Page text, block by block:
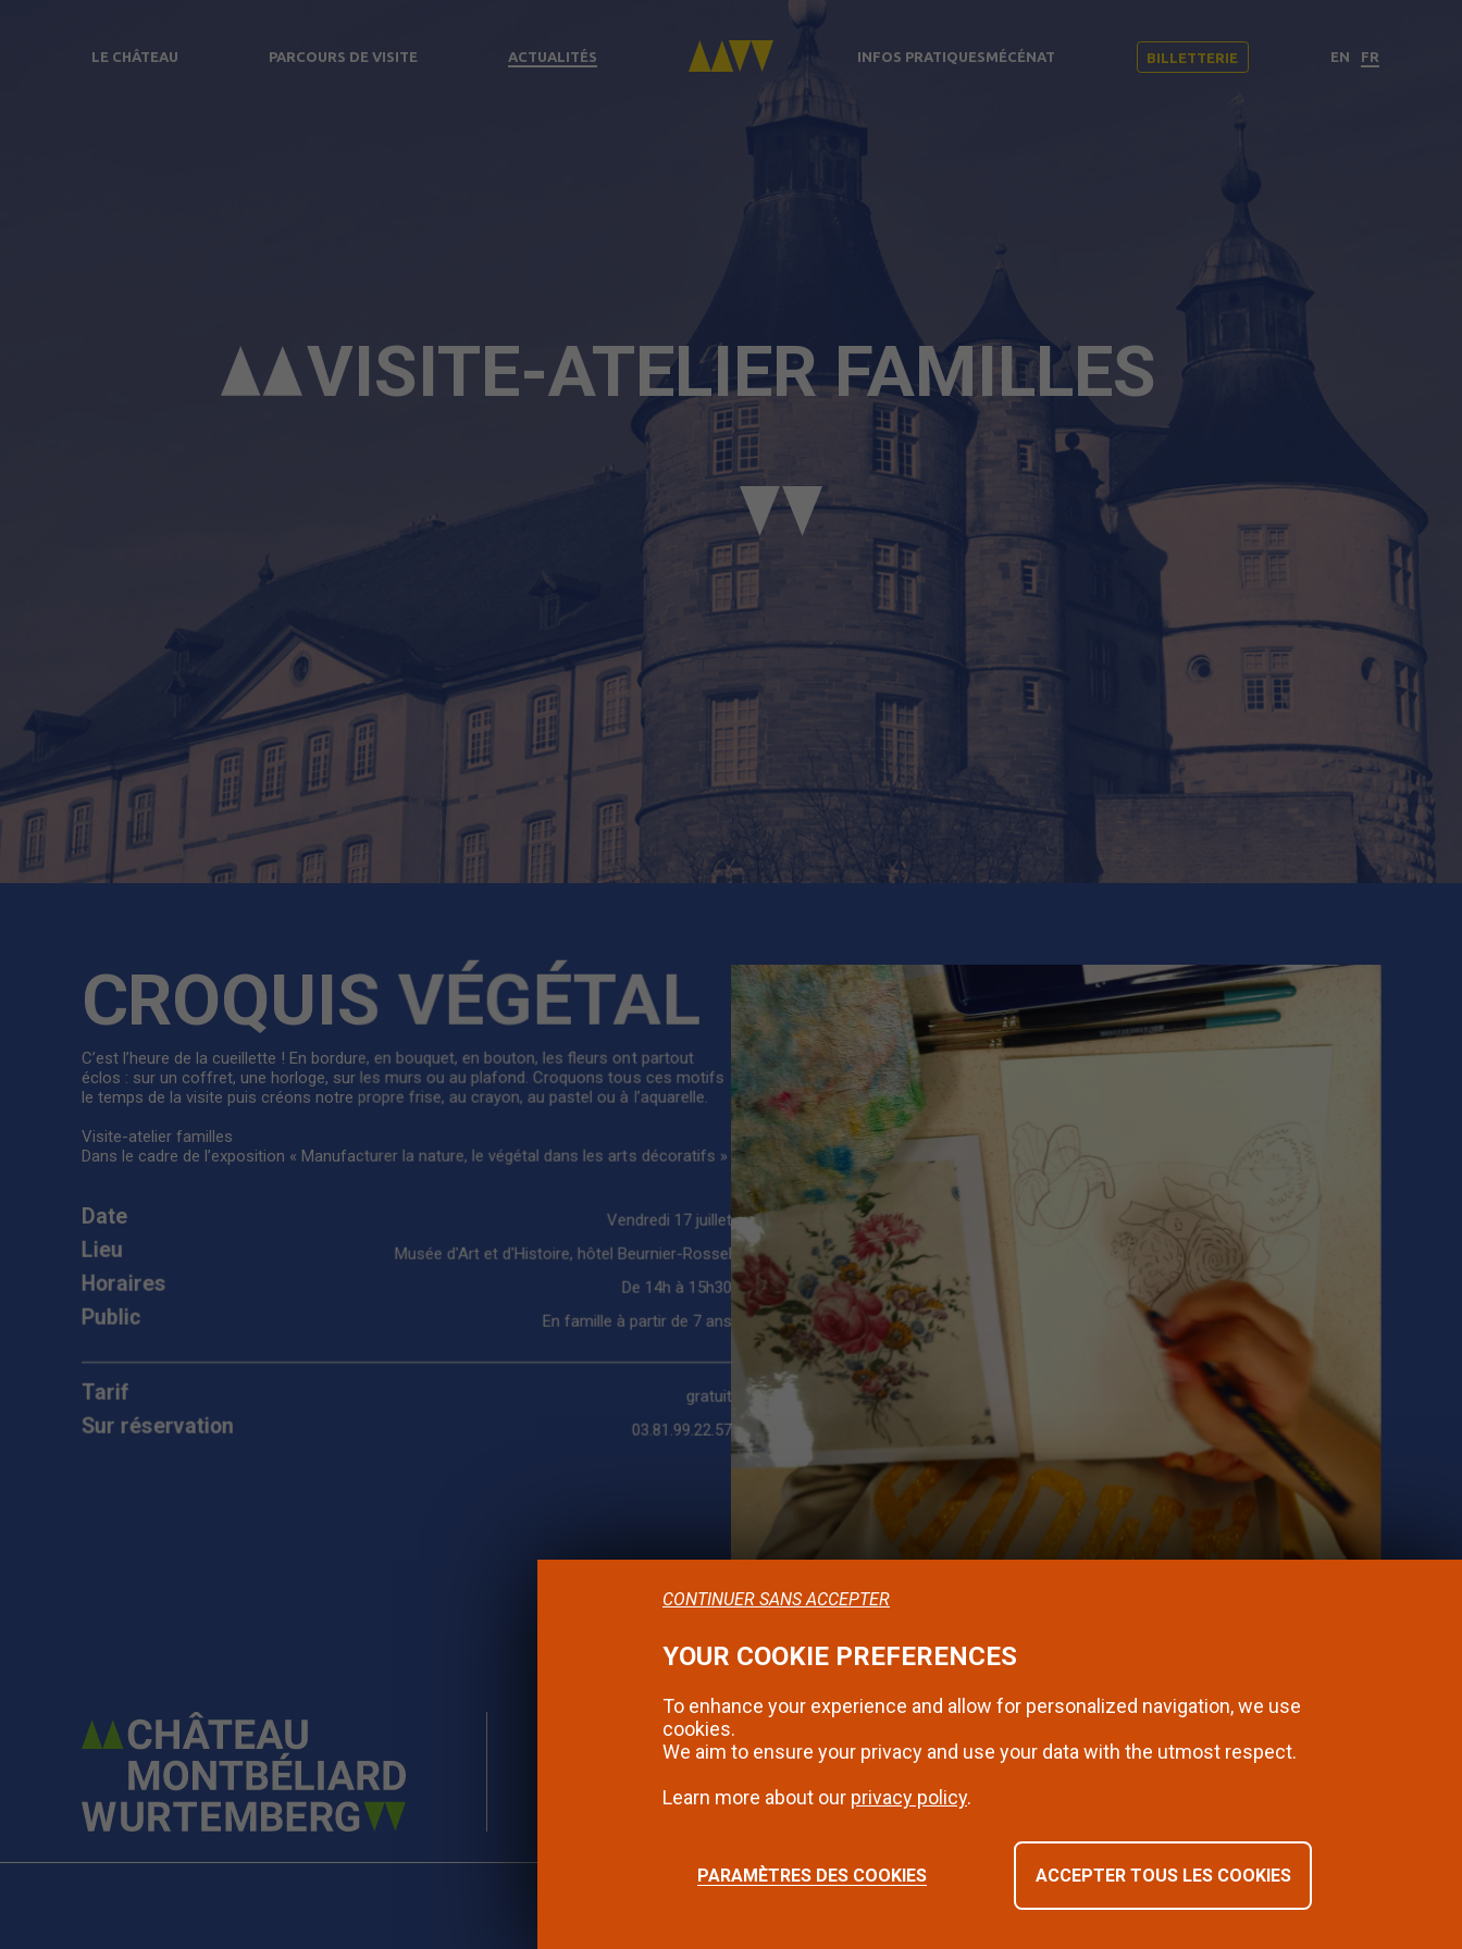
LE CHÂTEAU PARCOURS DE VISITE ACTUALITÉS INFOS PRATIQUESMÉCÉNAT BILLETTERIE EN FR
VISITE-ATELIER FAMILLES
CROQUIS VÉGÉTAL
C’est l’heure de la cueillette ! En bordure, en bouquet, en bouton, les fleurs ont partout
éclos : sur un coffret, une horloge, sur les murs ou au plafond. Croquons tous ces motifs
le temps de la visite puis créons notre propre frise, au crayon, au pastel ou à l’aquarelle.
Visite-atelier familles
Dans le cadre de l’exposition « Manufacturer la nature, le végétal dans les arts décoratifs »
Date Vendredi 17 juillet
Lieu Musée d'Art et d'Histoire, hôtel Beurnier-Rossel
Horaires De 14h à 15h30
Public En famille à partir de 7 ans
Tarif gratuit
Sur réservation 03.81.99.22.57
SUIVEZ-NOUS SUR INSTAGRAM
YOUR COOKIE PREFERENCES
To enhance your experience and allow for personalized navigation, we use
cookies.
We aim to ensure your privacy and use your data with the utmost respect.
Learn more about our privacy policy.
PARAMÈTRES DES COOKIES ACCEPTER TOUS LES COOKIES
CONTINUER SANS ACCEPTER